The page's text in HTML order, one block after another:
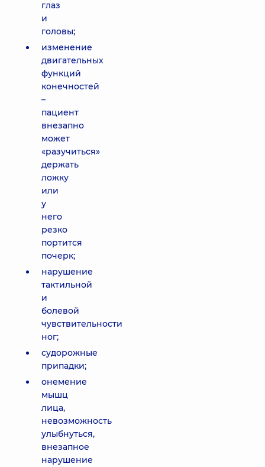
глаз
и
головы;
изменение
двигательных
функций
конечностей
–
пациент
внезапно
может
«разучиться»
держать
ложку
или
у
него
резко
портится
почерк;
нарушение
тактильной
и
болевой
чувствительности
ног;
судорожные
припадки;
онемение
мышц
лица,
невозможность
улыбнуться,
внезапное
нарушение